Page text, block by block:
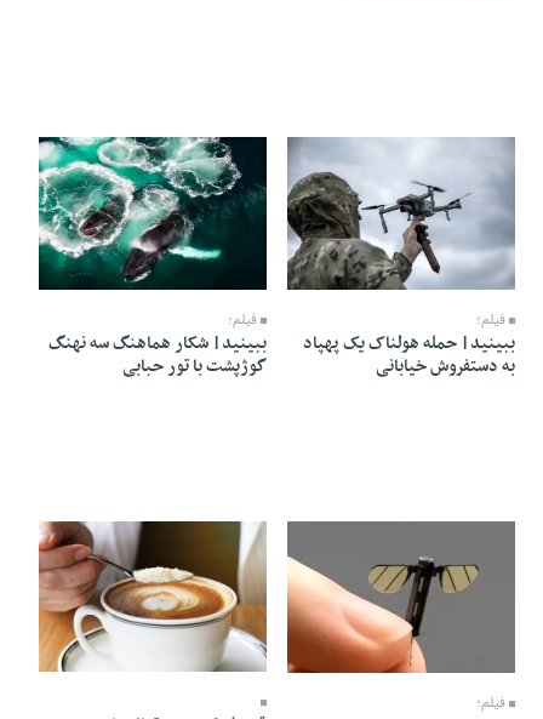
فیلم؛
ببینید| حمله هولناک یک پهپاد
به دستفروش خیابانی
فیلم؛
ببینید| شکار هماهنگ سه نهنگ
گوژپشت با تور حبابی
فیلم؛
13 Mordad 1405 - 09:03